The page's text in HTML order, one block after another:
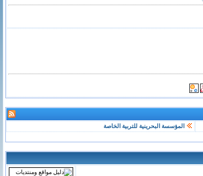
المؤسسة البحرينية للتربية الخاصة